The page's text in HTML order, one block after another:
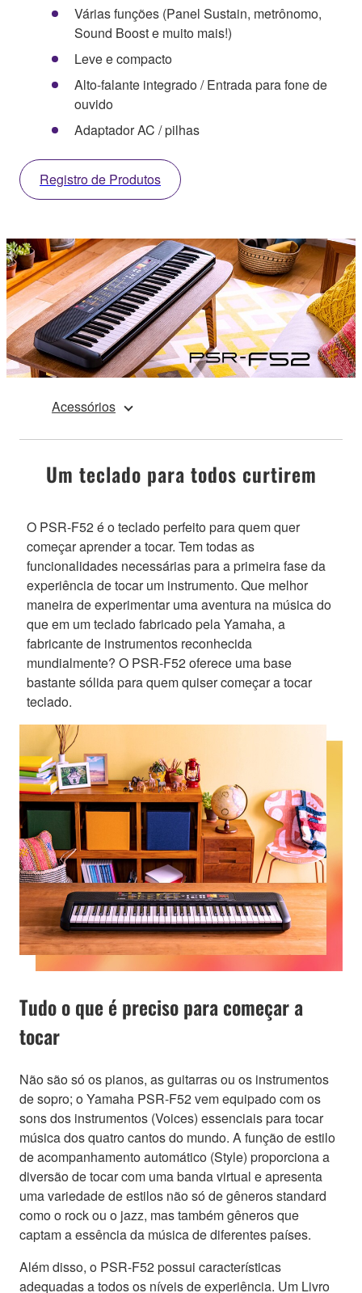
Várias funções (Panel Sustain, metrônomo,
Sound Boost e muito mais!)
Leve e compacto
Alto-falante integrado / Entrada para fone de
ouvido
Adaptador AC / pilhas
Registro de Produtos
Acessórios
Um teclado para todos curtirem
O PSR-F52 é o teclado perfeito para quem quer
começar aprender a tocar. Tem todas as
funcionalidades necessárias para a primeira fase da
experiência de tocar um instrumento. Que melhor
maneira de experimentar uma aventura na música do
que em um teclado fabricado pela Yamaha, a
fabricante de instrumentos reconhecida
mundialmente? O PSR-F52 oferece uma base
bastante sólida para quem quiser começar a tocar
teclado.
Tudo o que é preciso para começar a
tocar
Não são só os pianos, as guitarras ou os instrumentos
de sopro; o Yamaha PSR-F52 vem equipado com os
sons dos instrumentos (Voices) essenciais para tocar
música dos quatro cantos do mundo. A função de estilo
de acompanhamento automático (Style) proporciona a
diversão de tocar com uma banda virtual e apresenta
uma variedade de estilos não só de gêneros standard
como o rock ou o jazz, mas também gêneros que
captam a essência da música de diferentes países.
Além disso, o PSR-F52 possui características
adequadas a todos os níveis de experiência. Um Livro